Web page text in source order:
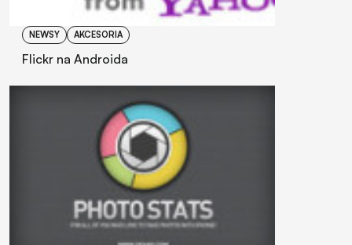
NEWSY AKCESORIA
Flickr na Androida